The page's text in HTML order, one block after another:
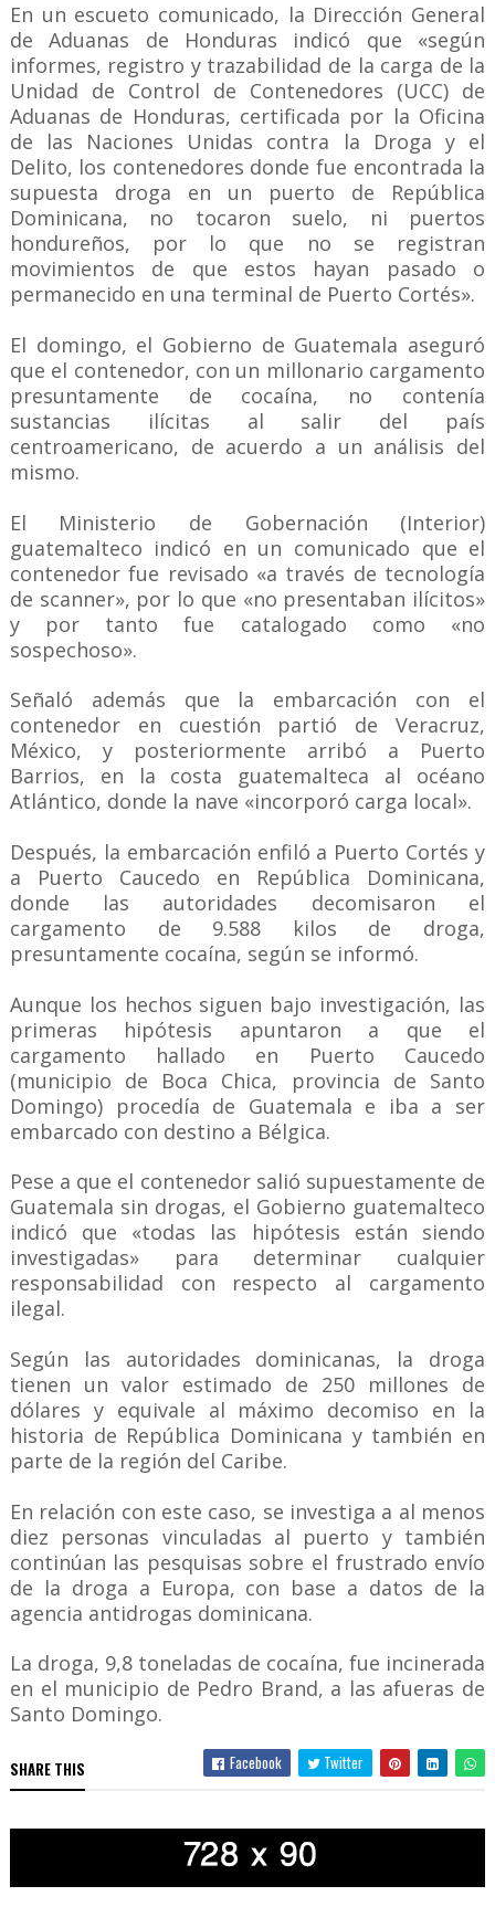
En un escueto comunicado, la Dirección General
de Aduanas de Honduras indicó que «según
informes, registro y trazabilidad de la carga de la
Unidad de Control de Contenedores (UCC) de
Aduanas de Honduras, certificada por la Oficina
de las Naciones Unidas contra la Droga y el
Delito, los contenedores donde fue encontrada la
supuesta droga en un puerto de República
Dominicana, no tocaron suelo, ni puertos
hondureños, por lo que no se registran
movimientos de que estos hayan pasado o
permanecido en una terminal de Puerto Cortés».
El domingo, el Gobierno de Guatemala aseguró
que el contenedor, con un millonario cargamento
presuntamente de cocaína, no contenía
sustancias ilícitas al salir del país
centroamericano, de acuerdo a un análisis del
mismo.
El Ministerio de Gobernación (Interior)
guatemalteco indicó en un comunicado que el
contenedor fue revisado «a través de tecnología
de scanner», por lo que «no presentaban ilícitos»
y por tanto fue catalogado como «no
sospechoso».
Señaló además que la embarcación con el
contenedor en cuestión partió de Veracruz,
México, y posteriormente arribó a Puerto
Barrios, en la costa guatemalteca al océano
Atlántico, donde la nave «incorporó carga local».
Después, la embarcación enfiló a Puerto Cortés y
a Puerto Caucedo en República Dominicana,
donde las autoridades decomisaron el
cargamento de 9.588 kilos de droga,
presuntamente cocaína, según se informó.
Aunque los hechos siguen bajo investigación, las
primeras hipótesis apuntaron a que el
cargamento hallado en Puerto Caucedo
(municipio de Boca Chica, provincia de Santo
Domingo) procedía de Guatemala e iba a ser
embarcado con destino a Bélgica.
Pese a que el contenedor salió supuestamente de
Guatemala sin drogas, el Gobierno guatemalteco
indicó que «todas las hipótesis están siendo
investigadas» para determinar cualquier
responsabilidad con respecto al cargamento
ilegal.
Según las autoridades dominicanas, la droga
tienen un valor estimado de 250 millones de
dólares y equivale al máximo decomiso en la
historia de República Dominicana y también en
parte de la región del Caribe.
En relación con este caso, se investiga a al menos
diez personas vinculadas al puerto y también
continúan las pesquisas sobre el frustrado envío
de la droga a Europa, con base a datos de la
agencia antidrogas dominicana.
La droga, 9,8 toneladas de cocaína, fue incinerada
en el municipio de Pedro Brand, a las afueras de
Santo Domingo.
SHARE THIS Facebook Twitter